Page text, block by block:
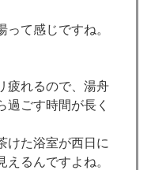
て感じですね。
疲れるので、湯舟
過ごす時間が長く
けた浴室が西日に
るんですよね。